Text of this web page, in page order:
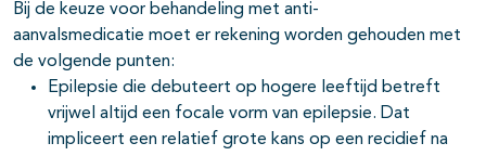
Bij de keuze voor behandeling met anti-
aanvalsmedicatie moet er rekening worden gehouden met
de volgende punten:
Epilepsie die debuteert op hogere leeftijd betreft
vrijwel altijd een focale vorm van epilepsie. Dat
impliceert een relatief grote kans op een recidief na